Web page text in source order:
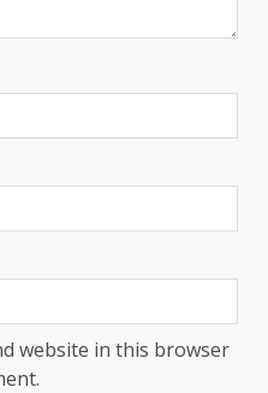
website in this browser